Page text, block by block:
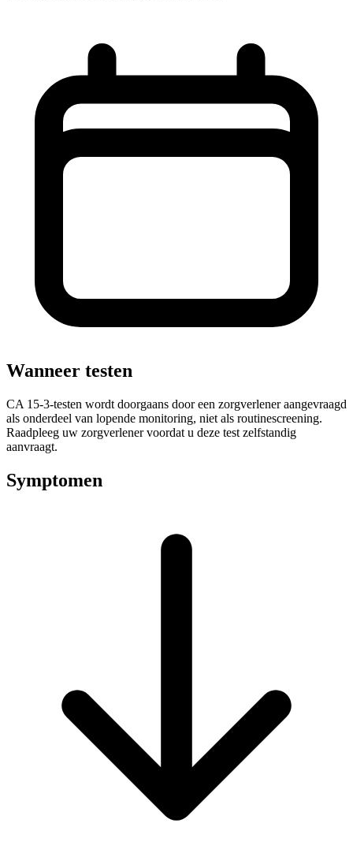
Wanneer testen
CA 15-3-testen wordt doorgaans door een zorgverlener aangevraagd
als onderdeel van lopende monitoring, niet als routinescreening.
Raadpleeg uw zorgverlener voordat u deze test zelfstandig
aanvraagt.
Symptomen